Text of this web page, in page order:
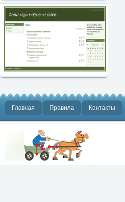
Главная Правила Контакты